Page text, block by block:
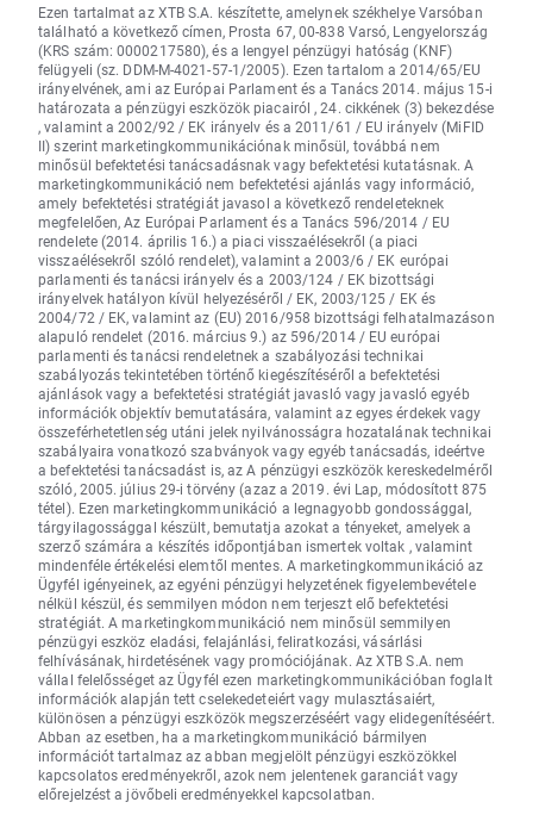
Ezen tartalmat az XTB S.A. készítette, amelynek székhelye Varsóban
található a következő címen, Prosta 67, 00-838 Varsó, Lengyelország
(KRS szám: 0000217580), és a lengyel pénzügyi hatóság (KNF)
felügyeli (sz. DDM-M-4021-57-1/2005). Ezen tartalom a 2014/65/EU
irányelvének, ami az Európai Parlament és a Tanács 2014. május 15-i
határozata a pénzügyi eszközök piacairól , 24. cikkének (3) bekezdése
, valamint a 2002/92 / EK irányelv és a 2011/61 / EU irányelv (MiFID
II) szerint marketingkommunikációnak minősül, továbbá nem
minősül befektetési tanácsadásnak vagy befektetési kutatásnak. A
marketingkommunikáció nem befektetési ajánlás vagy információ,
amely befektetési stratégiát javasol a következő rendeleteknek
megfelelően, Az Európai Parlament és a Tanács 596/2014 / EU
rendelete (2014. április 16.) a piaci visszaélésekről (a piaci
visszaélésekről szóló rendelet), valamint a 2003/6 / EK európai
parlamenti és tanácsi irányelv és a 2003/124 / EK bizottsági
irányelvek hatályon kívül helyezéséről / EK, 2003/125 / EK és
2004/72 / EK, valamint az (EU) 2016/958 bizottsági felhatalmazáson
alapuló rendelet (2016. március 9.) az 596/2014 / EU európai
parlamenti és tanácsi rendeletnek a szabályozási technikai
szabályozás tekintetében történő kiegészítéséről a befektetési
ajánlások vagy a befektetési stratégiát javasló vagy javasló egyéb
információk objektív bemutatására, valamint az egyes érdekek vagy
összeférhetetlenség utáni jelek nyilvánosságra hozatalának technikai
szabályaira vonatkozó szabványok vagy egyéb tanácsadás, ideértve
a befektetési tanácsadást is, az A pénzügyi eszközök kereskedelméről
szóló, 2005. július 29-i törvény (azaz a 2019. évi Lap, módosított 875
tétel). Ezen marketingkommunikáció a legnagyobb gondossággal,
tárgyilagossággal készült, bemutatja azokat a tényeket, amelyek a
szerző számára a készítés időpontjában ismertek voltak , valamint
mindenféle értékelési elemtől mentes. A marketingkommunikáció az
Ügyfél igényeinek, az egyéni pénzügyi helyzetének figyelembevétele
nélkül készül, és semmilyen módon nem terjeszt elő befektetési
stratégiát. A marketingkommunikáció nem minősül semmilyen
pénzügyi eszköz eladási, felajánlási, feliratkozási, vásárlási
felhívásának, hirdetésének vagy promóciójának. Az XTB S.A. nem
vállal felelősséget az Ügyfél ezen marketingkommunikációban foglalt
információk alapján tett cselekedeteiért vagy mulasztásaiért,
különösen a pénzügyi eszközök megszerzéséért vagy elidegenítéséért.
Abban az esetben, ha a marketingkommunikáció bármilyen
információt tartalmaz az abban megjelölt pénzügyi eszközökkel
kapcsolatos eredményekről, azok nem jelentenek garanciát vagy
előrejelzést a jövőbeli eredményekkel kapcsolatban.